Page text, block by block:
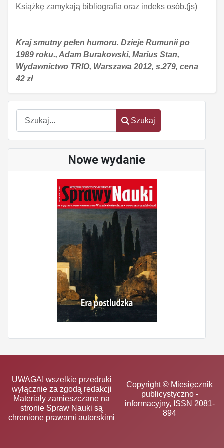
Szukaj
Szukaj
Nowe wydanie
Książkę zamykają bibliografia oraz indeks osób.(js)
Kraj smutny pełen humoru. Dzieje Rumunii po
1989 roku., Adam Burakowski, Marius Stan,
Wydawnictwo TRIO, Warszawa 2012, s.279, cena
42 zł
UWAGA! wszelkie przedruki
wyłącznie za zgodą redakcji
Materiały zamieszczane na
stronie Spraw Nauki są
chronione prawami autorskimi
Copyright © Miesięcznik
publicystyczno -
informacyjny, ISSN 2081-
894